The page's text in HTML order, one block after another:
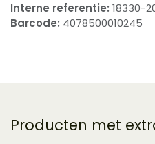
Interne referentie: 18330-
Barcode: 4078500010245
Producten met